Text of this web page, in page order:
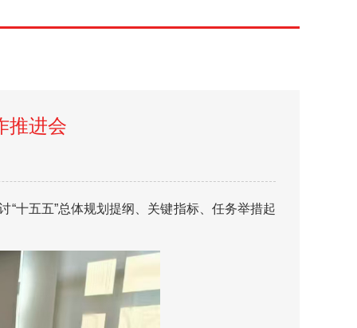
推进会
十五五”总体规划提纲、关键指标、任务举措起